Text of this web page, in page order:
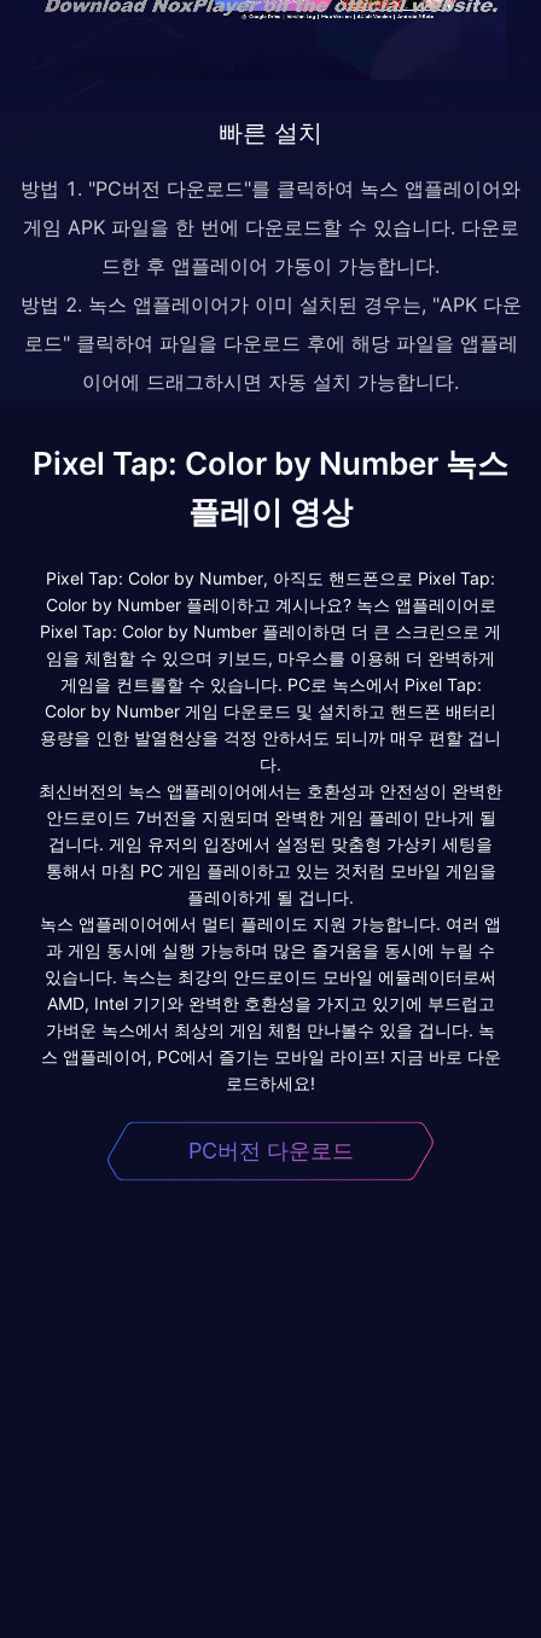
빠른 설치
방법 1. "PC버전 다운로드"를 클릭하여 녹스 앱플레이어와
게임 APK 파일을 한 번에 다운로드할 수 있습니다. 다운로
드한 후 앱플레이어 가동이 가능합니다.
방법 2. 녹스 앱플레이어가 이미 설치된 경우는, "APK 다운
로드" 클릭하여 파일을 다운로드 후에 해당 파일을 앱플레
이어에 드래그하시면 자동 설치 가능합니다.
Pixel Tap: Color by Number 녹스
플레이 영상
Pixel Tap: Color by Number, 아직도 핸드폰으로 Pixel Tap:
Color by Number 플레이하고 계시나요? 녹스 앱플레이어로
Pixel Tap: Color by Number 플레이하면 더 큰 스크린으로 게
임을 체험할 수 있으며 키보드, 마우스를 이용해 더 완벽하게
게임을 컨트롤할 수 있습니다. PC로 녹스에서 Pixel Tap:
Color by Number 게임 다운로드 및 설치하고 핸드폰 배터리
용량을 인한 발열현상을 걱정 안하셔도 되니까 매우 편할 겁니
다.
최신버전의 녹스 앱플레이어에서는 호환성과 안전성이 완벽한
안드로이드 7버전을 지원되며 완벽한 게임 플레이 만나게 될
겁니다. 게임 유저의 입장에서 설정된 맞춤형 가상키 세팅을
통해서 마침 PC 게임 플레이하고 있는 것처럼 모바일 게임을
플레이하게 될 겁니다.
녹스 앱플레이어에서 멀티 플레이도 지원 가능합니다. 여러 앱
과 게임 동시에 실행 가능하며 많은 즐거움을 동시에 누릴 수
있습니다. 녹스는 최강의 안드로이드 모바일 에뮬레이터로써
AMD, Intel 기기와 완벽한 호환성을 가지고 있기에 부드럽고
가벼운 녹스에서 최상의 게임 체험 만나볼수 있을 겁니다. 녹
스 앱플레이어, PC에서 즐기는 모바일 라이프! 지금 바로 다운
로드하세요!
PC버전 다운로드